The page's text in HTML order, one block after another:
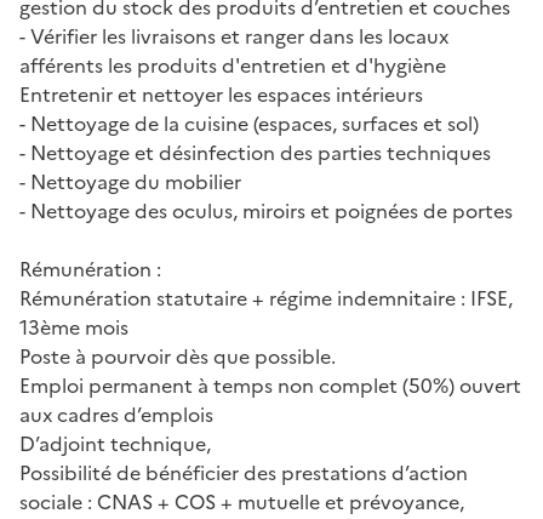
gestion du stock des produits d’entretien et couches
- Vérifier les livraisons et ranger dans les locaux
afférents les produits d'entretien et d'hygiène
Entretenir et nettoyer les espaces intérieurs
- Nettoyage de la cuisine (espaces, surfaces et sol)
- Nettoyage et désinfection des parties techniques
- Nettoyage du mobilier
- Nettoyage des oculus, miroirs et poignées de portes
Rémunération :
Rémunération statutaire + régime indemnitaire : IFSE,
13ème mois
Poste à pourvoir dès que possible.
Emploi permanent à temps non complet (50%) ouvert
aux cadres d’emplois
D’adjoint technique,
Possibilité de bénéficier des prestations d’action
sociale : CNAS + COS + mutuelle et prévoyance,